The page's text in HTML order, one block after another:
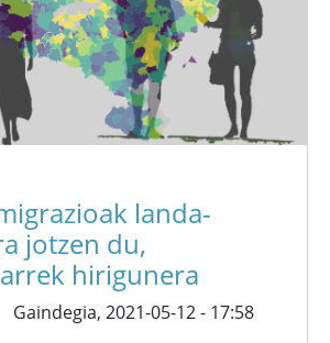
landa-
jotzen du,
hirigunera
Gaindegia, 2021-05-12 - 17:58